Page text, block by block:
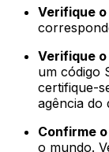
Verifique
Verifique
um código
certifique-
agência do
Confirme
o mundo.